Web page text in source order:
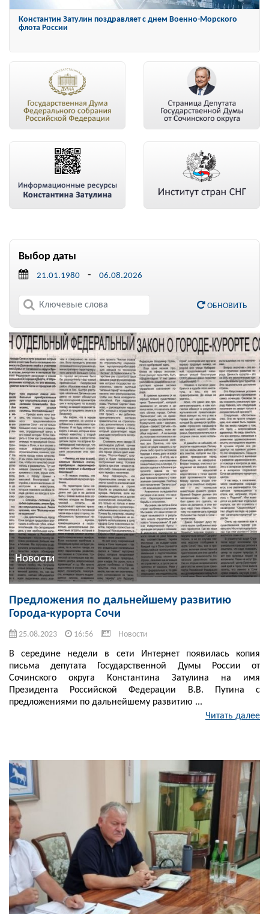
Константин Затулин награжден Орденом «За заслуги перед
Отечеством» IV степени
Выбор даты
-
ОБНОВИТЬ
Новости
Предложения по дальнейшему развитию
Города-курорта Сочи
25.08.2023 16:56 Новости
В середине недели в сети Интернет появилась копия
письма депутата Государственной Думы России от
Сочинского округа Константина Затулина на имя
Президента Российской Федерации В.В. Путина с
предложениями по дальнейшему развитию ...
Читать далее